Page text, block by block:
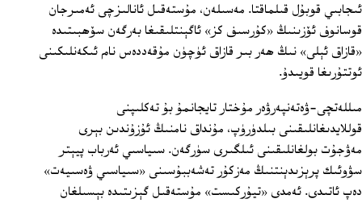
ئىجابىي قوبۇل قىلماقتا. مەسىلەن، مۇستەقىل ئانالىزچى ئەمىرجان
قوسانوف ئۆزىنىڭ «كۇرسىف كز» ئاگېنتلىقىغا بەرگەن سۆھبىتىدە
«قازاق ئېلى» نىڭ ھەر بىر قازاق ئۈچۈن مۇقەددەس نام ئىكەنلىكىنى
ئوتتۇرىغا قويىدۇ.
مىللەتچى-ۋەتەنپەرۋەر مۇختار تايجانمۇ بۇ تەكلىپنى
قوللايدىغانلىقىنى بىلدۈرۈپ، مۇنداق نامنىڭ ئۇزۇندىن بېرى
مەۋجۇت بولغانلىقىنى ئىلگىرى سۈرگەن. سىياسىي ئەرباب پيېتر
سۋوئىك پرېزىدېنتنىڭ مەزكۇر تەشەببۇسىنى «سىياسىي ۋەسىيەت»
دەپ ئاتىدى. ئەمدى «تيۇركىست» مۇستەقىل گېزىتىدە بېسىلغان